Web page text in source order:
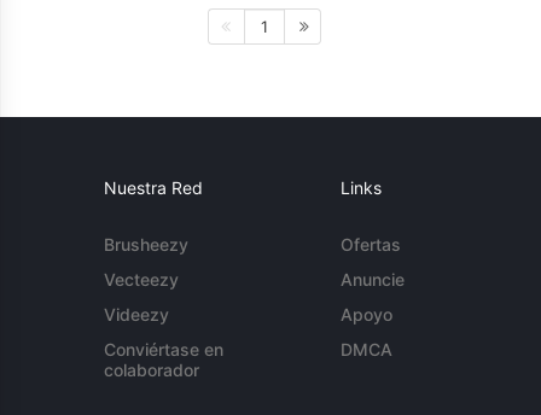
1
Nuestra Red
Brusheezy
Vecteezy
Videezy
Conviértase en
colaborador
Links
Ofertas
Anuncie
Apoyo
DMCA